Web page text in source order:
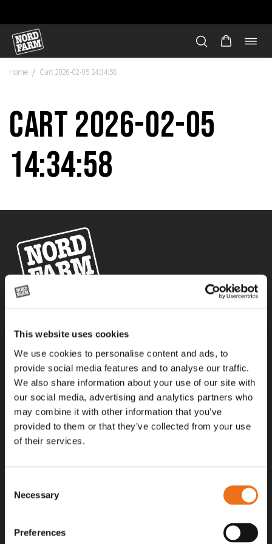
This website uses cookies
We use cookies to personalise content and ads, to
provide social media features and to analyse our traffic.
We also share information about your use of our site with
our social media, advertising and analytics partners who
may combine it with other information that you’ve
provided to them or that they’ve collected from your use
of their services.
Selection
Necessary
Preferences
Hoppa
innehåll
Home / Cart 2026-02-05 14:34:58
Cart 2026-02-05
14:34:58
gäller inte vid köp av enskild produkt, till exempel
reservdel. Kontakta din lokala återförsäljare för aktuella priser.
Surgatan 12, 602 28
Norrköping, Sweden
+46 (0)11 – 19 70 40
marknad@nordfarm.se